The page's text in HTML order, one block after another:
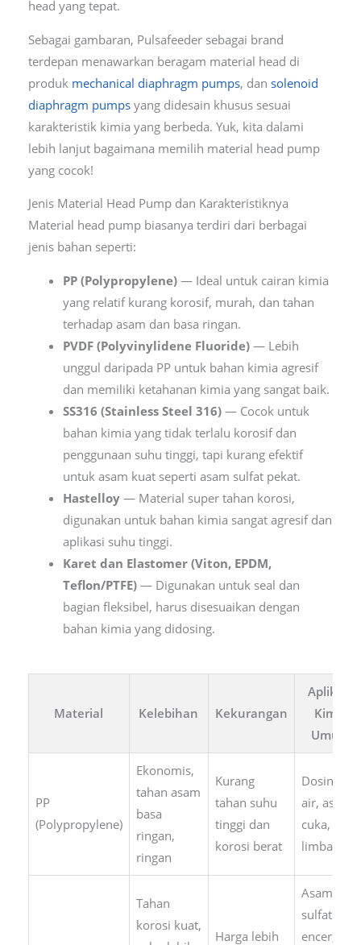
head yang tepat.
Sebagai gambaran, Pulsafeeder sebagai brand
terdepan menawarkan beragam material head di
produk mechanical diaphragm pumps, dan solenoid
diaphragm pumpsyang didesain khusus sesuai
karakteristik kimia yang berbeda. Yuk, kita dalami
lebih lanjut bagaimana memilih material head pump
yang cocok!
Jenis Material Head Pump dan Karakteristiknya
Material head pump biasanya terdiri dari berbagai
jenis bahan seperti:
PP (Polypropylene) — Ideal untuk cairan kimia
yang relatif kurang korosif, murah, dan tahan
terhadap asam dan basa ringan.
PVDF (Polyvinylidene Fluoride) — Lebih
unggul daripada PP untuk bahan kimia agresif
dan memiliki ketahanan kimia yang sangat baik.
SS316 (Stainless Steel 316) — Cocok untuk
bahan kimia yang tidak terlalu korosif dan
penggunaan suhu tinggi, tapi kurang efektif
untuk asam kuat seperti asam sulfat pekat.
Hastelloy — Material super tahan korosi,
digunakan untuk bahan kimia sangat agresif dan
aplikasi suhu tinggi.
Karet dan Elastomer (Viton, EPDM,
Teflon/PTFE) — Digunakan untuk seal dan
bagian fleksibel, harus disesuaikan dengan
bahan kimia yang didosing.
Material Kelebihan Kekurangan
Aplikasi
Kimia
Umum
PP
(Polypropylene)
Ekonomis,
tahan asam
basa
ringan,
ringan
Kurang
tahan suhu
tinggi dan
korosi berat
Dosing
air, asam
cuka, air
limbah
Tahan
korosi kuat,
Harga lebih
Asam
sulfat
encer,